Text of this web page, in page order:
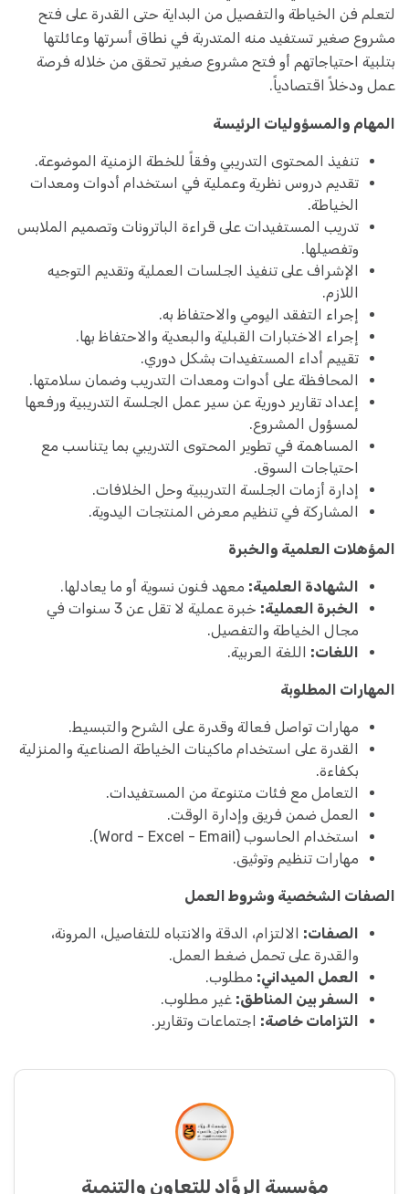
لتعلم فن الخياطة والتفصيل من البداية حتى القدرة على فتح
مشروع صغير تستفيد منه المتدربة في نطاق أسرتها وعائلتها
بتلبية احتياجاتهم أو فتح مشروع صغير تحقق من خلاله فرصة
عمل ودخلاً اقتصادياً.
المهام والمسؤوليات الرئيسة
تنفيذ المحتوى التدريبي وفقاً للخطة الزمنية الموضوعة.
تقديم دروس نظرية وعملية في استخدام أدوات ومعدات
الخياطة.
تدريب المستفيدات على قراءة الباترونات وتصميم الملابس
وتفصيلها.
الإشراف على تنفيذ الجلسات العملية وتقديم التوجيه
اللازم.
إجراء التفقد اليومي والاحتفاظ به.
إجراء الاختبارات القبلية والبعدية والاحتفاظ بها.
تقييم أداء المستفيدات بشكل دوري.
المحافظة على أدوات ومعدات التدريب وضمان سلامتها.
إعداد تقارير دورية عن سير عمل الجلسة التدريبية ورفعها
لمسؤول المشروع.
المساهمة في تطوير المحتوى التدريبي بما يتناسب مع
احتياجات السوق.
إدارة أزمات الجلسة التدريبية وحل الخلافات.
المشاركة في تنظيم معرض المنتجات اليدوية.
المؤهلات العلمية والخبرة
الشهادة العلمية: معهد فنون نسوية أو ما يعادلها.
الخبرة العملية:
خبرة عملية لا تقل عن 3 سنوات في
مجال الخياطة والتفصيل.
اللغات: اللغة العربية.
المهارات المطلوبة
مهارات تواصل فعالة وقدرة على الشرح والتبسيط.
القدرة على استخدام ماكينات الخياطة الصناعية والمنزلية
بكفاءة.
التعامل مع فئات متنوعة من المستفيدات.
العمل ضمن فريق وإدارة الوقت.
استخدام الحاسوب (Word - Excel - Email).
مهارات تنظيم وتوثيق.
الصفات الشخصية وشروط العمل
الصفات: الالتزام، الدقة والانتباه للتفاصيل، المرونة،
والقدرة على تحمل ضغط العمل.
العمل الميداني: مطلوب.
السفر بين المناطق: غير مطلوب.
التزامات خاصة: اجتماعات وتقارير.
مؤسسة الروَّاد للتعاون والتنمية